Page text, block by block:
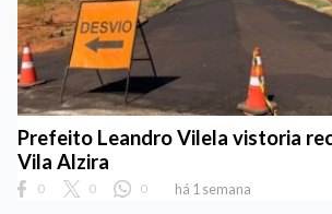
Prefeito Leandro Vilela vistoria
Vila Alzira
0 0 0 há 1 semana